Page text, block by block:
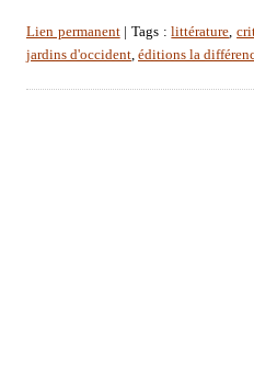
Lien permanent| Tags :littérature,
jardins d'occident, éditions la